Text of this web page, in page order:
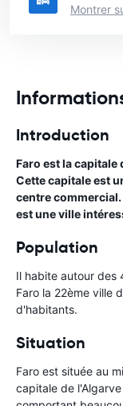
Montrer
Introduction
Faro est la capitale
Cette capitale est
centre
est une ville
Population
Il habite autour des
Faro la 22ème ville
d'habitants.
Situation
Faro est située au
capitale de